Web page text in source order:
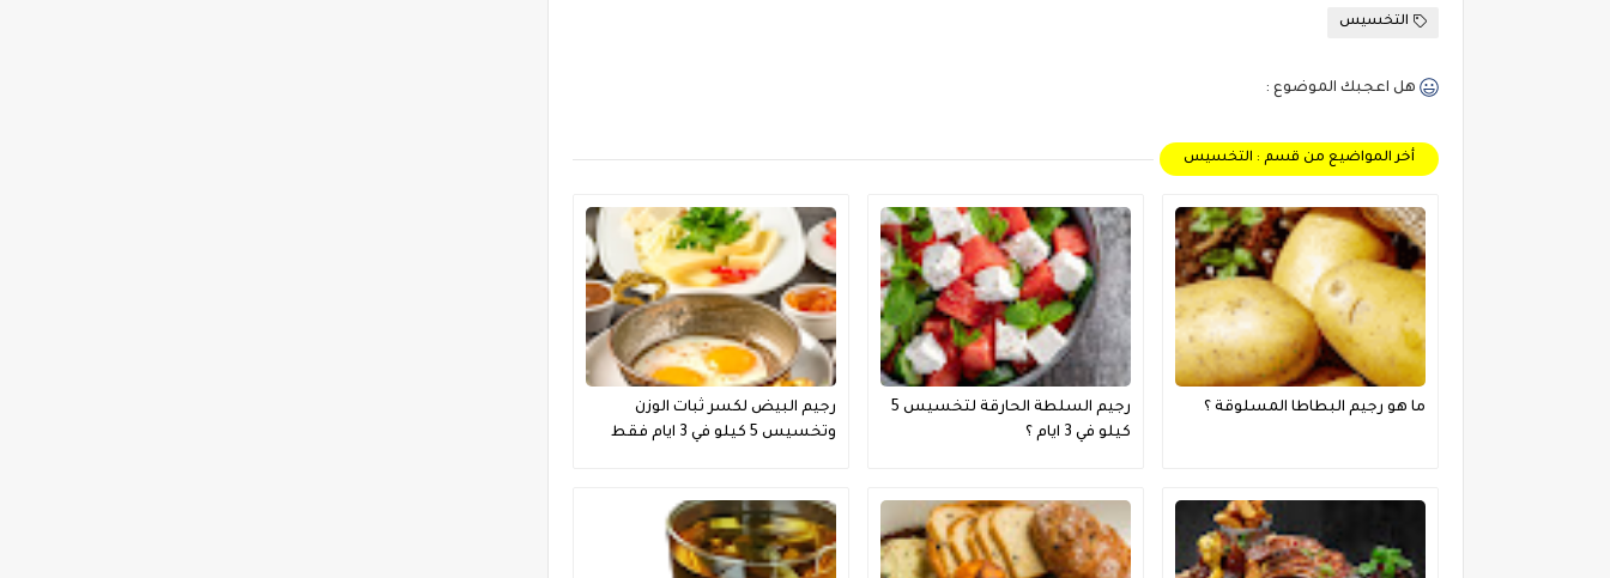
التخسيس
هل اعجبك الموضوع :
أخر المواضيع من قسم : التخسيس
ما هو رجيم البطاطا المسلوقة ؟
رجيم السلطة الحارقة لتخسيس 5
كيلو في 3 ايام ؟
رجيم البيض لكسر ثبات الوزن
وتخسيس 5 كيلو في 3 ايام فقط